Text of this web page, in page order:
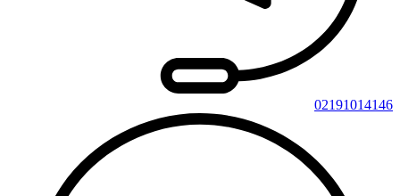
02191014146